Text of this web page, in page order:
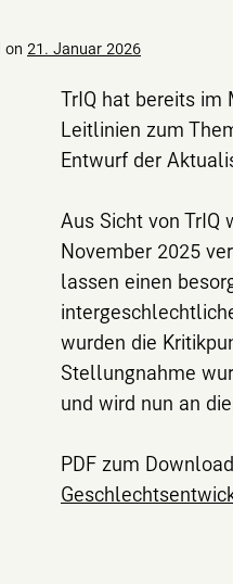
on 21. Januar 2026
TrIQ hat bereits im
Leitlinien zum
Entwurf der
Aus Sicht von
November 2025
lassen einen
wurden die
Stellungnahme
und wird nun an
PDF zum